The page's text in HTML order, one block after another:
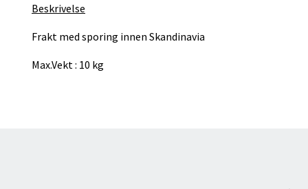
Beskrivelse
Frakt med sporing innen Skandinavia
Max.Vekt : 10 kg